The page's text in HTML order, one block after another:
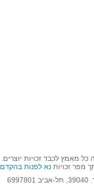
כל מאמץ לכבד זכויות
מפר זכויות נא לפנות